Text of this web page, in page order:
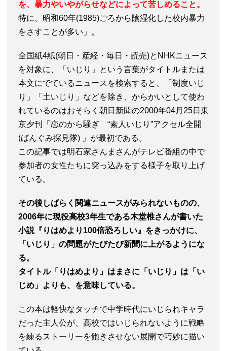
を、暴力やいやがらせなどによって苦しめること。
特に、昭和60年(1985)ごろから陰湿化した校内暴力
をさすことが多い」。
全国紙4紙(朝日・産経・毎日・読売)とNHKニュース
を対象に、「いじり」という言葉がタイトルまたは
本文にでているニュースを検索すると、「制度いじ
り」「土いじり」などを除き、からかいとして使わ
れているのはおそらく朝日新聞の2000年04月25日東
京夕刊「恋のから騒ぎ “素人いじり”アクセル全開
(ばんぐみ探見隊) 」が最初である。
この記事では明石家さんまさんがテレビ番組の中で
参加者の女性たちに突っ込みをする様子を取り上げ
ている。
その後しばらく関連ニュースがみられないものの、
2006年に現役高校3年生である木堂椎さんが書いた
小説『りはめより100倍恐ろしい』をきっかけに、
「いじり」の問題がたびたび新聞に上がるようにな
る。
タイトル「りはめより」はまさに「いじり」は「い
じめ」よりも、を意味している。
この本は軽快なタッチで中学時代にいじられキャラ
だった主人公が、高校ではいじられないように戦略
を練るストーリーを飽きさせない展開で巧妙に描い